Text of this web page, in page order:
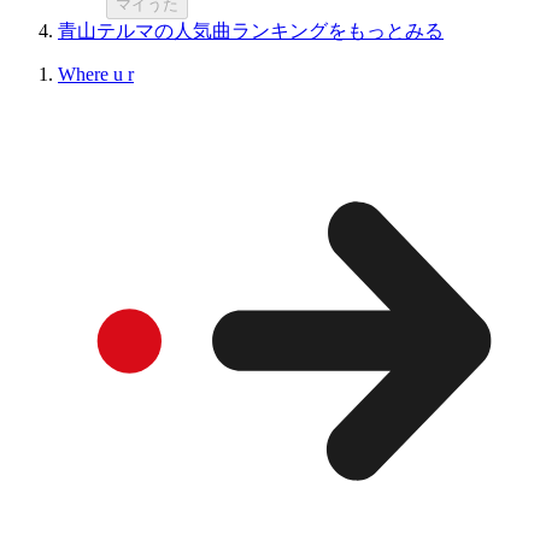
マイうた
青山テルマの人気曲ランキングをもっとみる
Where u r